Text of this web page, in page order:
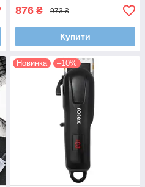
876 ₴ 973 ₴
Купити
Новинка –10%